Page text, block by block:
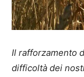
Il rafforzamento
difficoltà dei